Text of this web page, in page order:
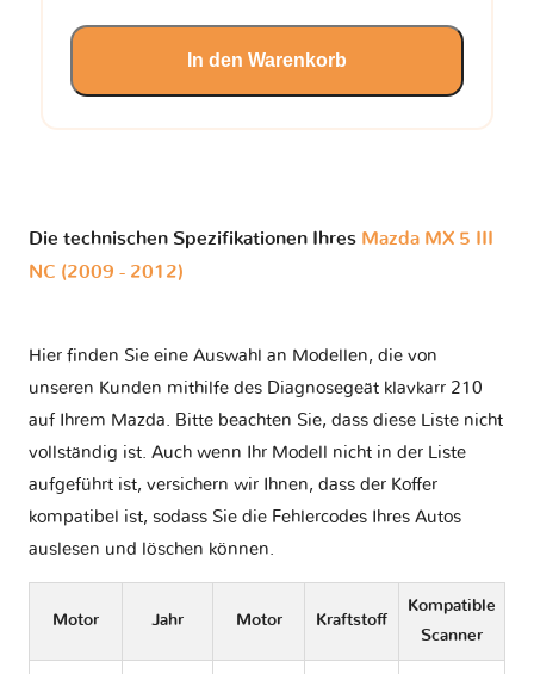
In den Warenkorb
Die technischen Spezifikationen Ihres Mazda MX 5 III
NC (2009 - 2012)
Hier finden Sie eine Auswahl an Modellen, die von
unseren Kunden mithilfe des Diagnosegeät klavkarr 210
auf Ihrem Mazda. Bitte beachten Sie, dass diese Liste nicht
vollständig ist. Auch wenn Ihr Modell nicht in der Liste
aufgeführt ist, versichern wir Ihnen, dass der Koffer
kompatibel ist, sodass Sie die Fehlercodes Ihres Autos
auslesen und löschen können.
Motor Jahr Motor Kraftstoff
Kompatible
Scanner